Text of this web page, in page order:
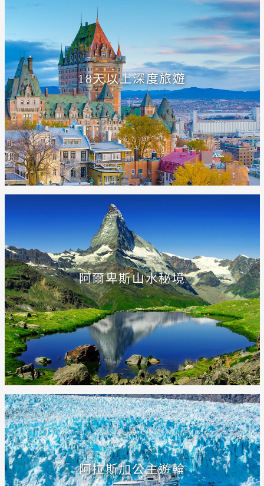
18天以上深度旅遊
阿爾卑斯山水秘境
阿拉斯加公主遊輪